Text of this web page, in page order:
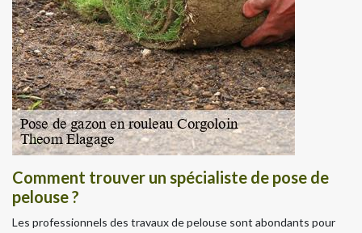
Comment trouver un spécialiste de pose de
pelouse ?
Les professionnels des travaux de pelouse sont abondants pour